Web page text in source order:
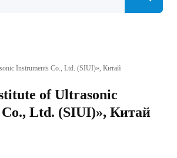
Instruments Co., Ltd. (SIUI)», Китай
of Ultrasonic
Ltd. (SIUI)», Китай